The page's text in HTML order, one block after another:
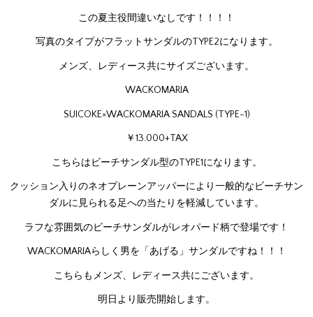
この夏主役間違いなしです！！！！
写真のタイプがフラットサンダルのTYPE2になります。
メンズ、レディース共にサイズございます。
WACKOMARIA
SUICOKE×WACKOMARIA SANDALS (TYPE-1)
￥13.000+TAX
こちらはビーチサンダル型のTYPE1になります。
クッション入りのネオプレーンアッパーにより一般的なビーチサン
ダルに見られる足への当たりを軽減しています。
ラフな雰囲気のビーチサンダルがレオパード柄で登場です！
WACKOMARIAらしく男を「あげる」サンダルですね！！！
こちらもメンズ、レディース共にございます。
明日より販売開始します。